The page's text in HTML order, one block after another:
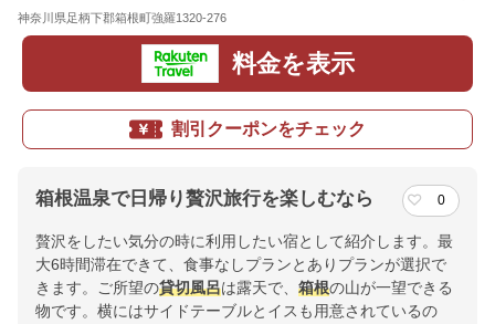
神奈川県足柄下郡箱根町強羅1320-276
料金を表示
割引クーポンをチェック
箱根温泉で日帰り贅沢旅行を楽しむなら 0
贅沢をしたい気分の時に利用したい宿として紹介します。最
大6時間滞在できて、食事なしプランとありプランが選択で
きます。ご所望の貸切風呂は露天で、 箱根の山が一望できる
物です。横にはサイドテーブルとイスも用意されているの